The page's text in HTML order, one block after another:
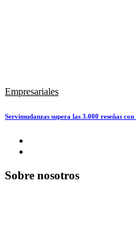
Empresariales
Servimudanzas supera las 3.000 reseñas
Sobre nosotros